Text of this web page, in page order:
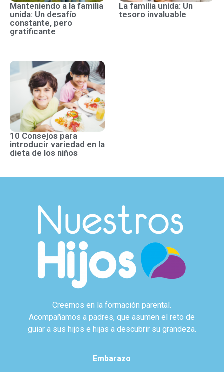
Manteniendo a la familia
unida: Un desafío
constante, pero
gratificante
La familia unida: Un
tesoro invaluable
10 Consejos para
introducir variedad en la
dieta de los niños
Creemos en la formación parental.
Acompañamos a padres, que asumen el reto de
guiar a sus hijos e hijas a descubrir su grandeza.
Embarazo